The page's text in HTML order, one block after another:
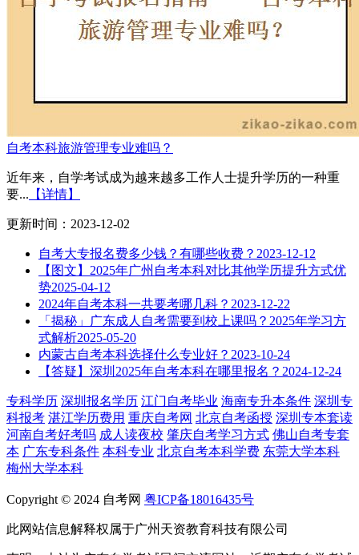
自考本科旅游管理专业难吗？
近年来，自学考试成为越来越多工作人士提升学历的一种重
要... 【详情】
更新时间：2023-12-02
自考大专报名费多少钱？有哪些收费？ 2023-12-12
【图文】2025年广州自考本科对比其他学历提升方式优
势2025-04-12
2024年自考本科一共要考哪几科？ 2023-12-22
「揭秘」广东成人自考需要到校上课吗？2025年学习方
式解析2025-05-20
内蒙古自考本科选择什么专业好？ 2023-10-24
【答疑】深圳2025年自考本科在哪里报名？ 2024-12-24
专科学历 深圳报名学历 江门自考毕业 海南专升本条件 深圳专
科报考 湛江学历费用 重庆自考网 北京自考函授 深圳专本套读
河南自考好考吗 成人读夜校 肇庆自考学习方式 佛山自考专套
本 广东专科条件 本科专业 北京自考本科学费 东莞大学本科
梅州大学本科
Copyright © 2024 自考网 粤ICP备18016435号
此网站信息解释权属于广州天资教育科技有限公司